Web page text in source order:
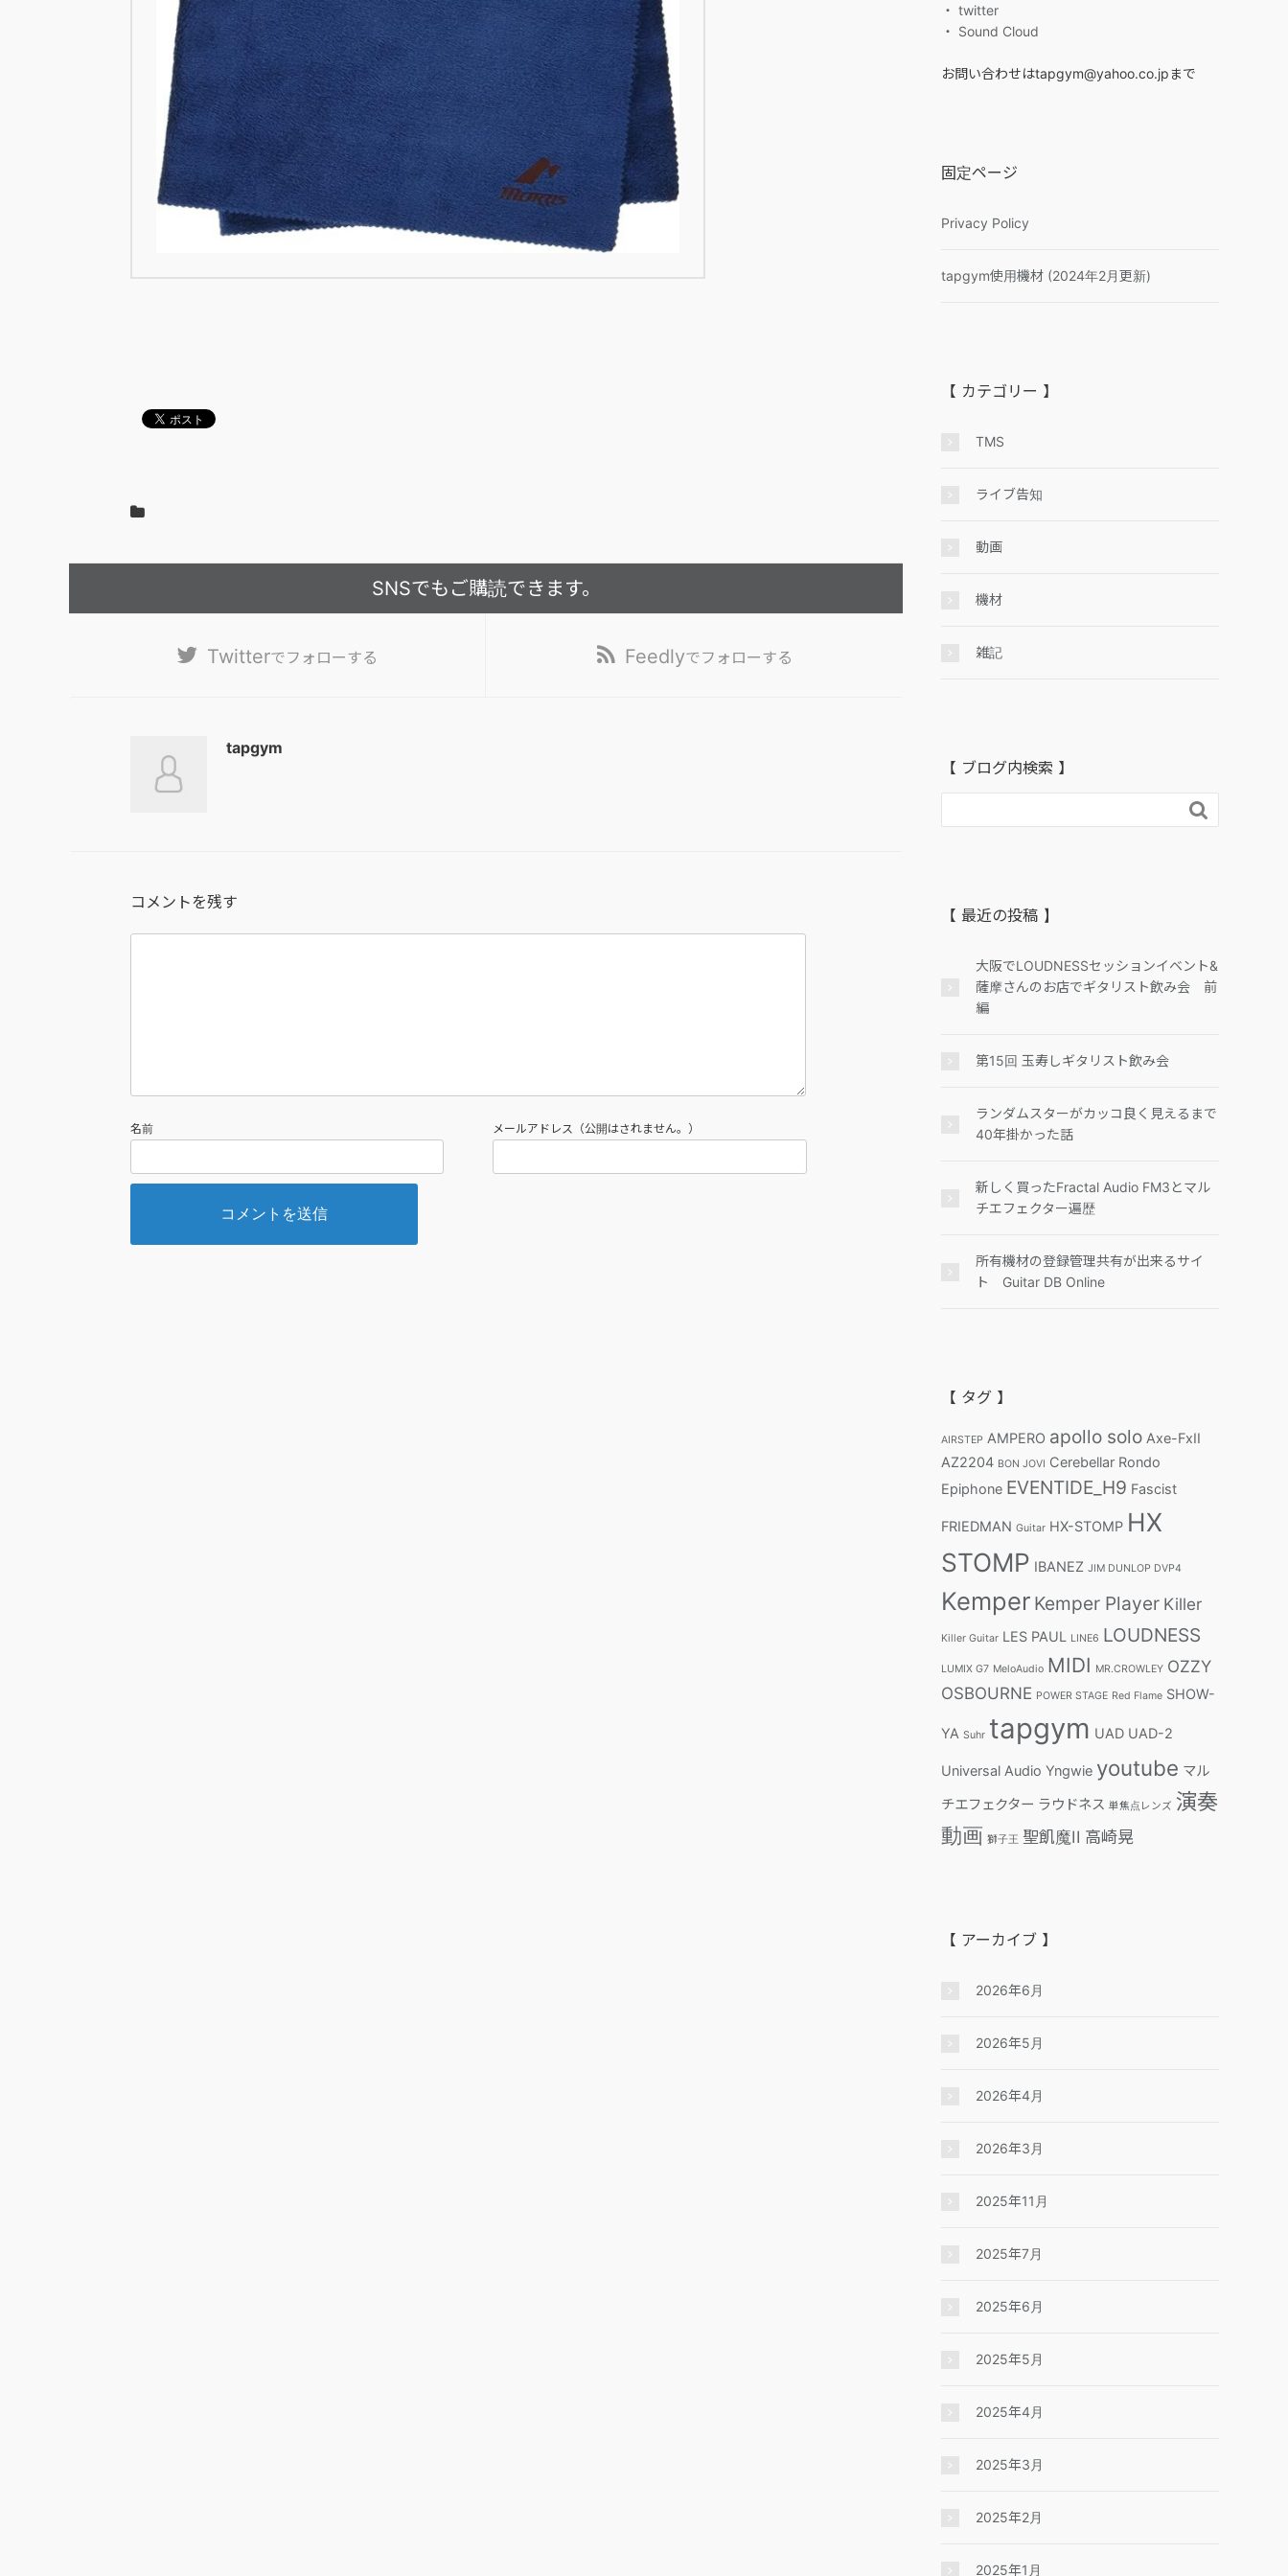
SNSでもご購読できます。
Twitterでフォローする Feedlyでフォローする
tapgym
コメントを残す
名前 メールアドレス（公開はされません。）
・ twitter
・ Sound Cloud
お問い合わせはtapgym@yahoo.co.jpまで
固定ページ
Privacy Policy
tapgym使用機材 (2024年2月更新)
【 カテゴリー 】
TMS
ライブ告知
動画
機材
雑記
【 ブログ内検索 】

【 最近の投稿 】
大阪でLOUDNESSセッションイベント&
薩摩さんのお店でギタリスト飲み会 前
編
第15回 玉寿しギタリスト飲み会
ランダムスターがカッコ良く見えるまで
40年掛かった話
新しく買ったFractal Audio FM3とマル
チエフェクター遍歴
所有機材の登録管理共有が出来るサイ
ト Guitar DB Online
【 タグ 】
AIRSTEP AMPERO apollo solo Axe-FxII
AZ2204 BON JOVI Cerebellar Rondo
Epiphone EVENTIDE_H9 Fascist
FRIEDMAN Guitar HX-STOMP HX
STOMP IBANEZ JIM DUNLOP DVP4
Kemper Kemper Player Killer
Killer Guitar LES PAUL LINE6 LOUDNESS
LUMIX G7 MeloAudio MIDI MR.CROWLEY OZZY
OSBOURNE POWER STAGE Red Flame SHOW-
YA Suhr tapgym UAD UAD-2
Universal Audio Yngwie youtube マル
チエフェクター ラウドネス 単焦点レンズ 演奏
動画 獅子王 聖飢魔II 高崎晃
【 アーカイブ 】
2026年6月
2026年5月
2026年4月
2026年3月
2025年11月
2025年7月
2025年6月
2025年5月
2025年4月
2025年3月
2025年2月
2025年1月